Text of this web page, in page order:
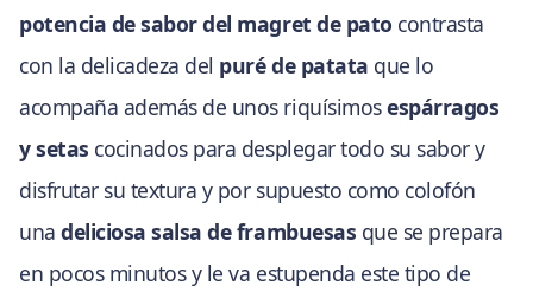
potencia de sabor del magret de pato contrasta
con la delicadeza del puré de patata que lo
acompaña además de unos riquísimosespárragos
y setas cocinados para desplegar todo su sabor y
disfrutar su textura y por supuesto como colofón
unadeliciosa salsa de frambuesas que se prepara
en pocos minutos y le va estupenda este tipo de